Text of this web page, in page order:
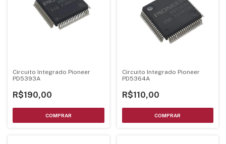
Circuito Integrado Pioneer
PD5393A
R$190,00
Circuito Integrado Pioneer
PD5364A
R$110,00